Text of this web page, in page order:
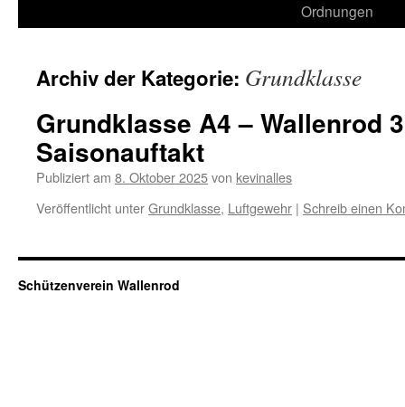
Ordnungen
Archiv der Kategorie: Grundklasse
Grundklasse A4 – Wallenrod
Saisonauftakt
Publiziert am 8. Oktober 2025von kevinalles
Veröffentlicht unterGrundklasse, Luftgewehr | Schreib einen
Schützenverein Wallenrod